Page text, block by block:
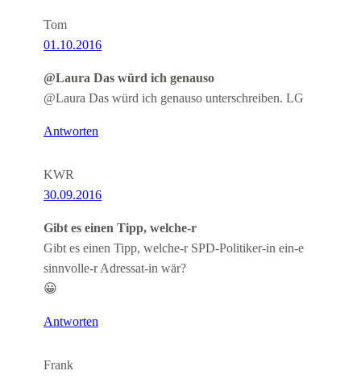
Tom
01.10.2016
@Laura Das würd ich genauso
@Laura Das würd ich genauso unterschreiben. LG
Antworten
KWR
30.09.2016
Gibt es einen Tipp, welche-r
Gibt es einen Tipp, welche-r SPD-Politiker-in ein-e
sinnvolle-r Adressat-in wär?
😀
Antworten
Frank